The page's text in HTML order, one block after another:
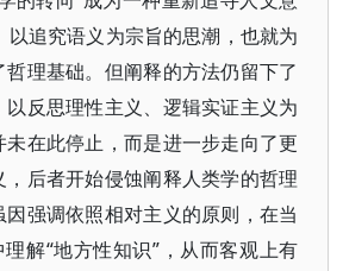
以追究语义为宗旨的思潮，也就为
理基础。但阐释的方法仍留下了
反思理性主义、逻辑实证主义为
在此停止，而是进一步走向了更
后者开始侵蚀阐释人类学的哲理
强调依照相对主义的原则，在当
解“地方性知识”，从而客观上有